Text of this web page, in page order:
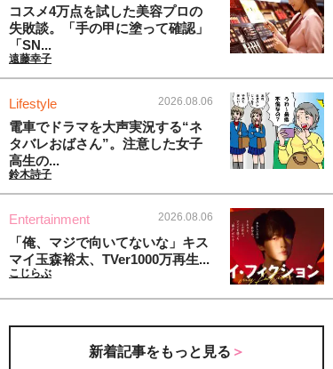
コスメ4万点を試した美容プロの
失敗談。「手の甲に塗って確認」
「SN...
遠藤幸子
Lifestyle 2026.08.06
電車でドラマを大声実況する“ネ
タバレおばさん”。注意した女子
高生の...
鈴木詩子
Entertainment 2026.08.06
「俺、マジで向いてないな」キス
マイ玉森裕太、TVer1000万再生...
こじらぶ
新着記事をもっと見る